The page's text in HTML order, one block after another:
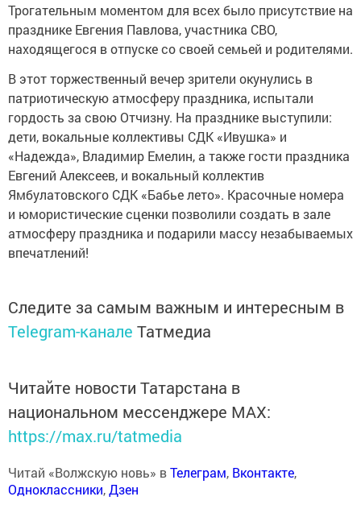
Трогательным моментом для всех было присутствие на
празднике Евгения Павлова, участника СВО,
находящегося в отпуске со своей семьей и родителями.
В этот торжественный вечер зрители окунулись в
патриотическую атмосферу праздника, испытали
гордость за свою Отчизну. На празднике выступили:
дети, вокальные коллективы СДК «Ивушка» и
«Надежда», Владимир Емелин, а также гости праздника
Евгений Алексеев, и вокальный коллектив
Ямбулатовского СДК «Бабье лето». Красочные номера
и юмористические сценки позволили создать в зале
атмосферу праздника и подарили массу незабываемых
впечатлений!
Следите за самым важным и интересным в
Telegram-канале Татмедиа
Читайте новости Татарстана в
национальном мессенджере MАХ:
https://max.ru/tatmedia
Читай «Волжскую новь» вТелеграм, Вконтакте,
Одноклассники,Дзен